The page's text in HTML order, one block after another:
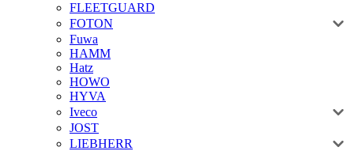
FLEETGUARD
FOTON
Fuwa
HAMM
Hatz
HOWO
HYVA
Iveco
JOST
LIEBHERR